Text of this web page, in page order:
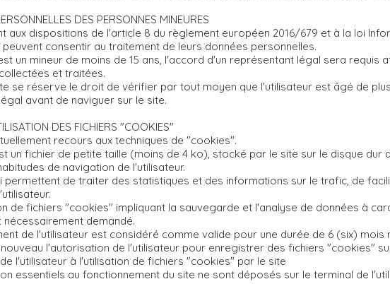
DES PERSONNES MINEURES
aux dispositions de l'article 8 du règlement européen 2016/679 et à la loi
peuvent consentir au traitement de leurs données personnelles.
un mineur de moins de 15 ans, l'accord d'un représentant légal sera
et traitées.
se réserve le droit de vérifier par tout moyen que l'utilisateur est âgé de
avant de naviguer sur le site.
DES FICHIERS "COOKIES"
recours aux techniques de "cookies".
un fichier de petite taille (moins de 4 ko), stocké par le site sur le disque dur
de navigation de l'utilisateur.
permettent de traiter des statistiques et des informations sur le trafic, de
de fichiers "cookies" impliquant la sauvegarde et l'analyse de données à
nécessairement demandé.
de l'utilisateur est considéré comme valide pour une durée de 6 (six) mois
l'autorisation de l'utilisateur pour enregistrer des fichiers "cookies"
l'utilisateur à l'utilisation de fichiers "cookies" par le site
essentiels au fonctionnement du site ne sont déposés sur le terminal de